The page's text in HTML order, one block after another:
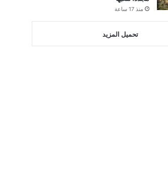
منذ 17 ساعة
تحميل المزيد